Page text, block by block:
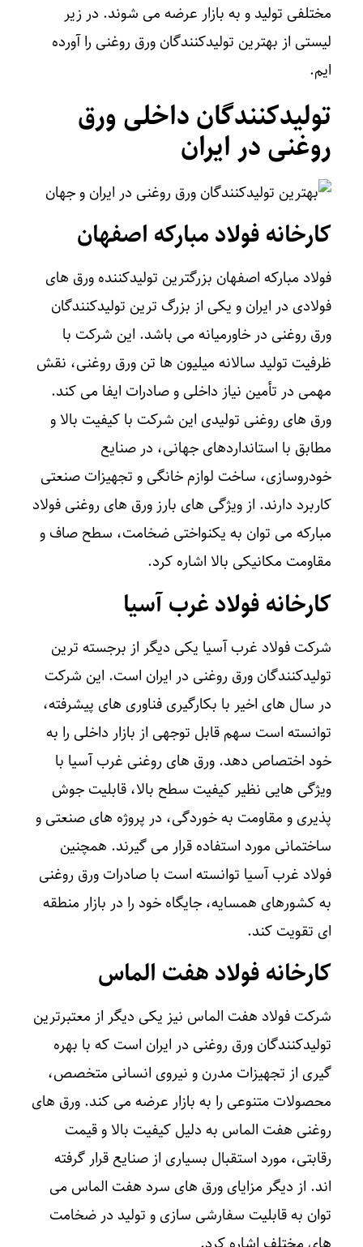
مختلفی تولید و به بازار عرضه می شوند. در زیر
لیستی از بهترین تولیدکنندگان ورق روغنی را آورده
ایم.
تولیدکنندگان داخلی ورق
روغنی در ایران
کارخانه فولاد مبارکه اصفهان
فولاد مبارکه اصفهان بزرگترین تولیدکننده ورق‌ های
فولادی در ایران و یکی از بزرگ‌ ترین تولیدکنندگان
ورق روغنی در خاورمیانه می باشد. این شرکت با
ظرفیت تولید سالانه میلیون‌ ها تن ورق روغنی، نقش
مهمی در تأمین نیاز داخلی و صادرات ایفا می‌ کند.
ورق‌ های روغنی تولیدی این شرکت با کیفیت بالا و
مطابق با استانداردهای جهانی، در صنایع
خودروسازی، ساخت لوازم خانگی و تجهیزات صنعتی
کاربرد دارند. از ویژگی‌ های بارز ورق های روغنی فولاد
مبارکه می‌ توان به یکنواختی ضخامت، سطح صاف و
مقاومت مکانیکی بالا اشاره کرد.
کارخانه فولاد غرب آسیا
شرکت فولاد غرب آسیا یکی دیگر از برجسته ترین
تولیدکنندگان ورق روغنی در ایران است. این شرکت
در سال‌ های اخیر با بکارگیری فناوری‌ های پیشرفته،
توانسته است سهم قابل‌ توجهی از بازار داخلی را به
خود اختصاص دهد. ورق های روغنی غرب آسیا با
ویژگی‌ هایی نظیر کیفیت سطح بالا، قابلیت جوش‌
پذیری و مقاومت به خوردگی، در پروژه‌ های صنعتی و
ساختمانی مورد استفاده قرار می‌ گیرند. همچنین
فولاد غرب آسیا توانسته است با صادرات ورق روغنی
به کشورهای همسایه، جایگاه خود را در بازار منطقه‌
ای تقویت کند.
کارخانه فولاد هفت الماس
شرکت فولاد هفت الماس نیز یکی دیگر از معتبرترین
تولیدکنندگان ورق روغنی در ایران است که با بهره‌
گیری از تجهیزات مدرن و نیروی انسانی متخصص،
محصولات متنوعی را به بازار عرضه می‌ کند. ورق‌ های
روغنی هفت الماس به دلیل کیفیت بالا و قیمت
رقابتی، مورد استقبال بسیاری از صنایع قرار گرفته‌
اند. از دیگر مزایای ورق های سرد هفت الماس می‌
توان به قابلیت سفارشی‌ سازی و تولید در ضخامت‌